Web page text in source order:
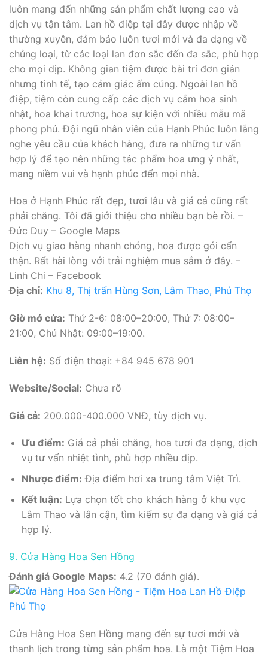
luôn mang đến những sản phẩm chất lượng cao và
dịch vụ tận tâm. Lan hồ điệp tại đây được nhập về
thường xuyên, đảm bảo luôn tươi mới và đa dạng về
chủng loại, từ các loại lan đơn sắc đến đa sắc, phù hợp
cho mọi dịp. Không gian tiệm được bài trí đơn giản
nhưng tinh tế, tạo cảm giác ấm cúng. Ngoài lan hồ
điệp, tiệm còn cung cấp các dịch vụ cắm hoa sinh
nhật, hoa khai trương, hoa sự kiện với nhiều mẫu mã
phong phú. Đội ngũ nhân viên của Hạnh Phúc luôn lắng
nghe yêu cầu của khách hàng, đưa ra những tư vấn
hợp lý để tạo nên những tác phẩm hoa ưng ý nhất,
mang niềm vui và hạnh phúc đến mọi nhà.
Hoa ở Hạnh Phúc rất đẹp, tươi lâu và giá cả cũng rất
phải chăng. Tôi đã giới thiệu cho nhiều bạn bè rồi. –
Đức Duy – Google Maps
Dịch vụ giao hàng nhanh chóng, hoa được gói cẩn
thận. Rất hài lòng với trải nghiệm mua sắm ở đây. –
Linh Chi – Facebook
Địa chỉ: Khu 8, Thị trấn Hùng Sơn, Lâm Thao, Phú Thọ
Giờ mở cửa: Thứ 2-6: 08:00–20:00, Thứ 7: 08:00–
21:00, Chủ Nhật: 09:00–19:00.
Liên hệ: Số điện thoại: +84 945 678 901
Website/Social: Chưa rõ
Giá cả: 200.000-400.000 VNĐ, tùy dịch vụ.
Ưu điểm: Giá cả phải chăng, hoa tươi đa dạng, dịch
vụ tư vấn nhiệt tình, phù hợp nhiều dịp.
Nhược điểm: Địa điểm hơi xa trung tâm Việt Trì.
Kết luận: Lựa chọn tốt cho khách hàng ở khu vực
Lâm Thao và lân cận, tìm kiếm sự đa dạng và giá cả
hợp lý.
9. Cửa Hàng Hoa Sen Hồng
Đánh giá Google Maps: 4.2 (70 đánh giá).
Cửa Hàng Hoa Sen Hồng mang đến sự tươi mới và
thanh lịch trong từng sản phẩm hoa. Là một Tiệm Hoa